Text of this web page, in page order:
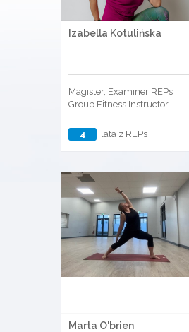
Izabella Kotulińska
Magister, Examiner REPs
Group Fitness Instructor
4 lata z REPs
Marta O'brien